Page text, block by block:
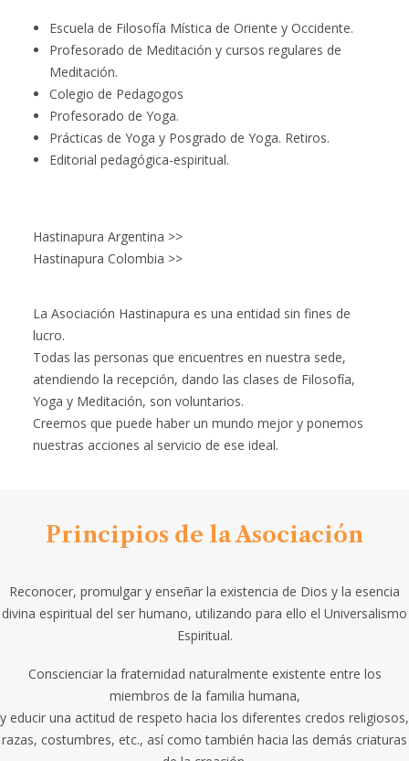
Escuela de Filosofía Mística de Oriente y Occidente.
Profesorado de Meditación y cursos regulares de
Meditación.
Colegio de Pedagogos
Profesorado de Yoga.
Prácticas de Yoga y Posgrado de Yoga. Retiros.
Editorial pedagógica-espiritual.
Hastinapura Argentina >>
Hastinapura Colombia >>
La Asociación Hastinapura es una entidad sin fines de
lucro.
Todas las personas que encuentres en nuestra sede,
atendiendo la recepción, dando las clases de Filosofía,
Yoga y Meditación, son voluntarios.
Creemos que puede haber un mundo mejor y ponemos
nuestras acciones al servicio de ese ideal.
Principios de la Asociación
Reconocer, promulgar y enseñar la existencia de Dios y la esencia
divina espiritual del ser humano, utilizando para ello el Universalismo
Espiritual.
Conscienciar la fraternidad naturalmente existente entre los
miembros de la familia humana,
y educir una actitud de respeto hacia los diferentes credos religiosos,
razas, costumbres, etc., así como también hacia las demás criaturas